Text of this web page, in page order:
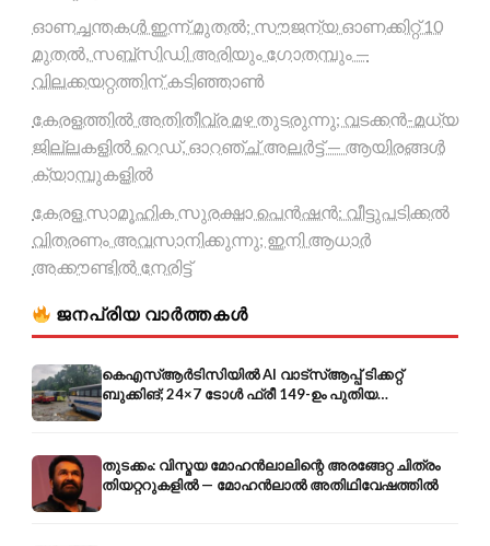
ഓണച്ചന്തകൾ ഇന്ന് മുതൽ; സൗജന്യ ഓണക്കിറ്റ് 10
മുതൽ, സബ്സിഡി അരിയും ഗോതമ്പും —
വിലക്കയറ്റത്തിന് കടിഞ്ഞാൺ
കേരളത്തിൽ അതിതീവ്ര മഴ തുടരുന്നു; വടക്കൻ-മധ്യ
ജില്ലകളിൽ റെഡ്, ഓറഞ്ച് അലർട്ട് — ആയിരങ്ങൾ
ക്യാമ്പുകളിൽ
കേരള സാമൂഹിക സുരക്ഷാ പെൻഷൻ: വീട്ടുപടിക്കൽ
വിതരണം അവസാനിക്കുന്നു; ഇനി ആധാർ
അക്കൗണ്ടിൽ നേരിട്ട്
ജനപ്രിയ വാർത്തകൾ
കെഎസ്ആർടിസിയിൽ AI വാട്സ്ആപ്പ് ടിക്കറ്റ്
ബുക്കിങ്; 24×7 ടോൾ ഫ്രീ 149-ഉം പുതിയ
കൊറിയറും
തുടക്കം: വിസ്മയ മോഹൻലാലിന്റെ അരങ്ങേറ്റ ചിത്രം
തിയറ്ററുകളിൽ — മോഹൻലാൽ അതിഥിവേഷത്തിൽ